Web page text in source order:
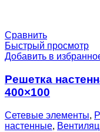
Сравнить
Быстрый просмотр
Добавить в
Решетка
400×100
Сетевые элементы,
настенные,